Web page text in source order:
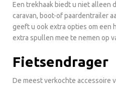
Een trekhaak biedt u niet alleen
caravan, boot-of paardentrailer
geeft u ook extra opties om
extra spullen mee te nemen op
Fietsendrager
De meest verkochte accessoire